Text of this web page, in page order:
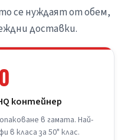
се нуждаят от обем,
доставки.
контейнер
в гамата. Най-
в класа за 50" клас.